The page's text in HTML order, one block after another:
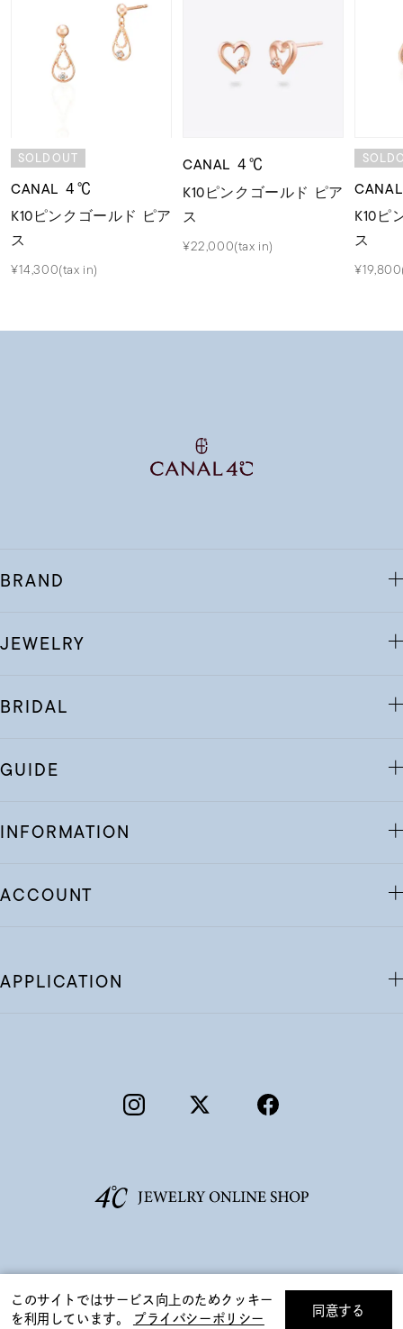
SOLDOUT
CANAL ４℃
K10ピンクゴールド ピア
ス
¥14,300(tax in)
CANAL ４℃
K10ピンクゴールド ピア
ス
¥22,000(tax in)
K10ピ
ス
BRAND
JEWELRY
BRIDAL
GUIDE
INFORMATION
ACCOUNT
APPLICATION
このサイトではサービス向上のためクッキー
を利用しています。
プライバシーポリシー
同意する